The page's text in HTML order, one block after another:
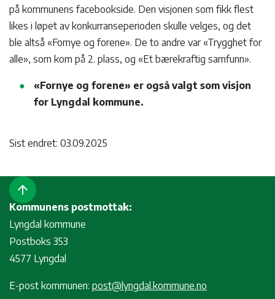
på kommunens facebookside. Den visjonen som fikk flest
likes i løpet av konkurranseperioden skulle velges, og det
ble altså «Fornye og forene». De to andre var «Trygghet for
alle», som kom på 2. plass, og «Et bærekraftig samfunn».
«Fornye og forene» er også valgt som visjon
for Lyngdal kommune.
Sist endret: 03.09.2025
arrow_upward
Kommunens postmottak:
Lyngdal kommune
Postboks 353
4577 Lyngdal
E-post kommunen: post@lyngdal.kommune.no